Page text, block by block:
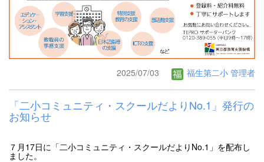
2025/07/03 福生第二小 管理者
「二小コミュニティ・スクールだよりNo.1」発行の
お知らせ
７月17日に「二小コミュニティ・スクールだよりNo.1」を配布し
ました。